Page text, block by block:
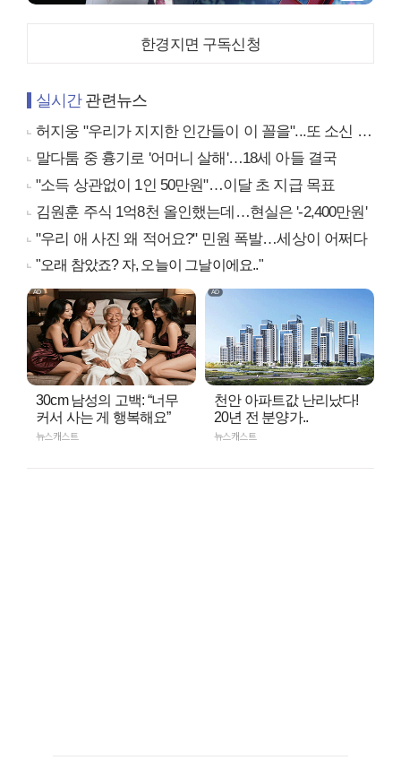
한경지면 구독신청
실시간관련뉴스
허지웅 "우리가 지지한 인간들이 이 꼴을"...또 소신 발언
말다툼 중 흉기로 '어머니 살해'…18세 아들 결국
"소득 상관없이 1인 50만원"…이달 초 지급 목표
김원훈 주식 1억8천 올인했는데…현실은 '-2,400만원'
"우리 애 사진 왜 적어요?" 민원 폭발…세상이 어쩌다
"오래 참았죠? 자, 오늘이 그날이에요.."
30cm 남성의 고백: “너무
커서 사는 게 행복해요”
뉴스캐스트
천안 아파트값 난리났다!
20년 전 분양가..
뉴스캐스트